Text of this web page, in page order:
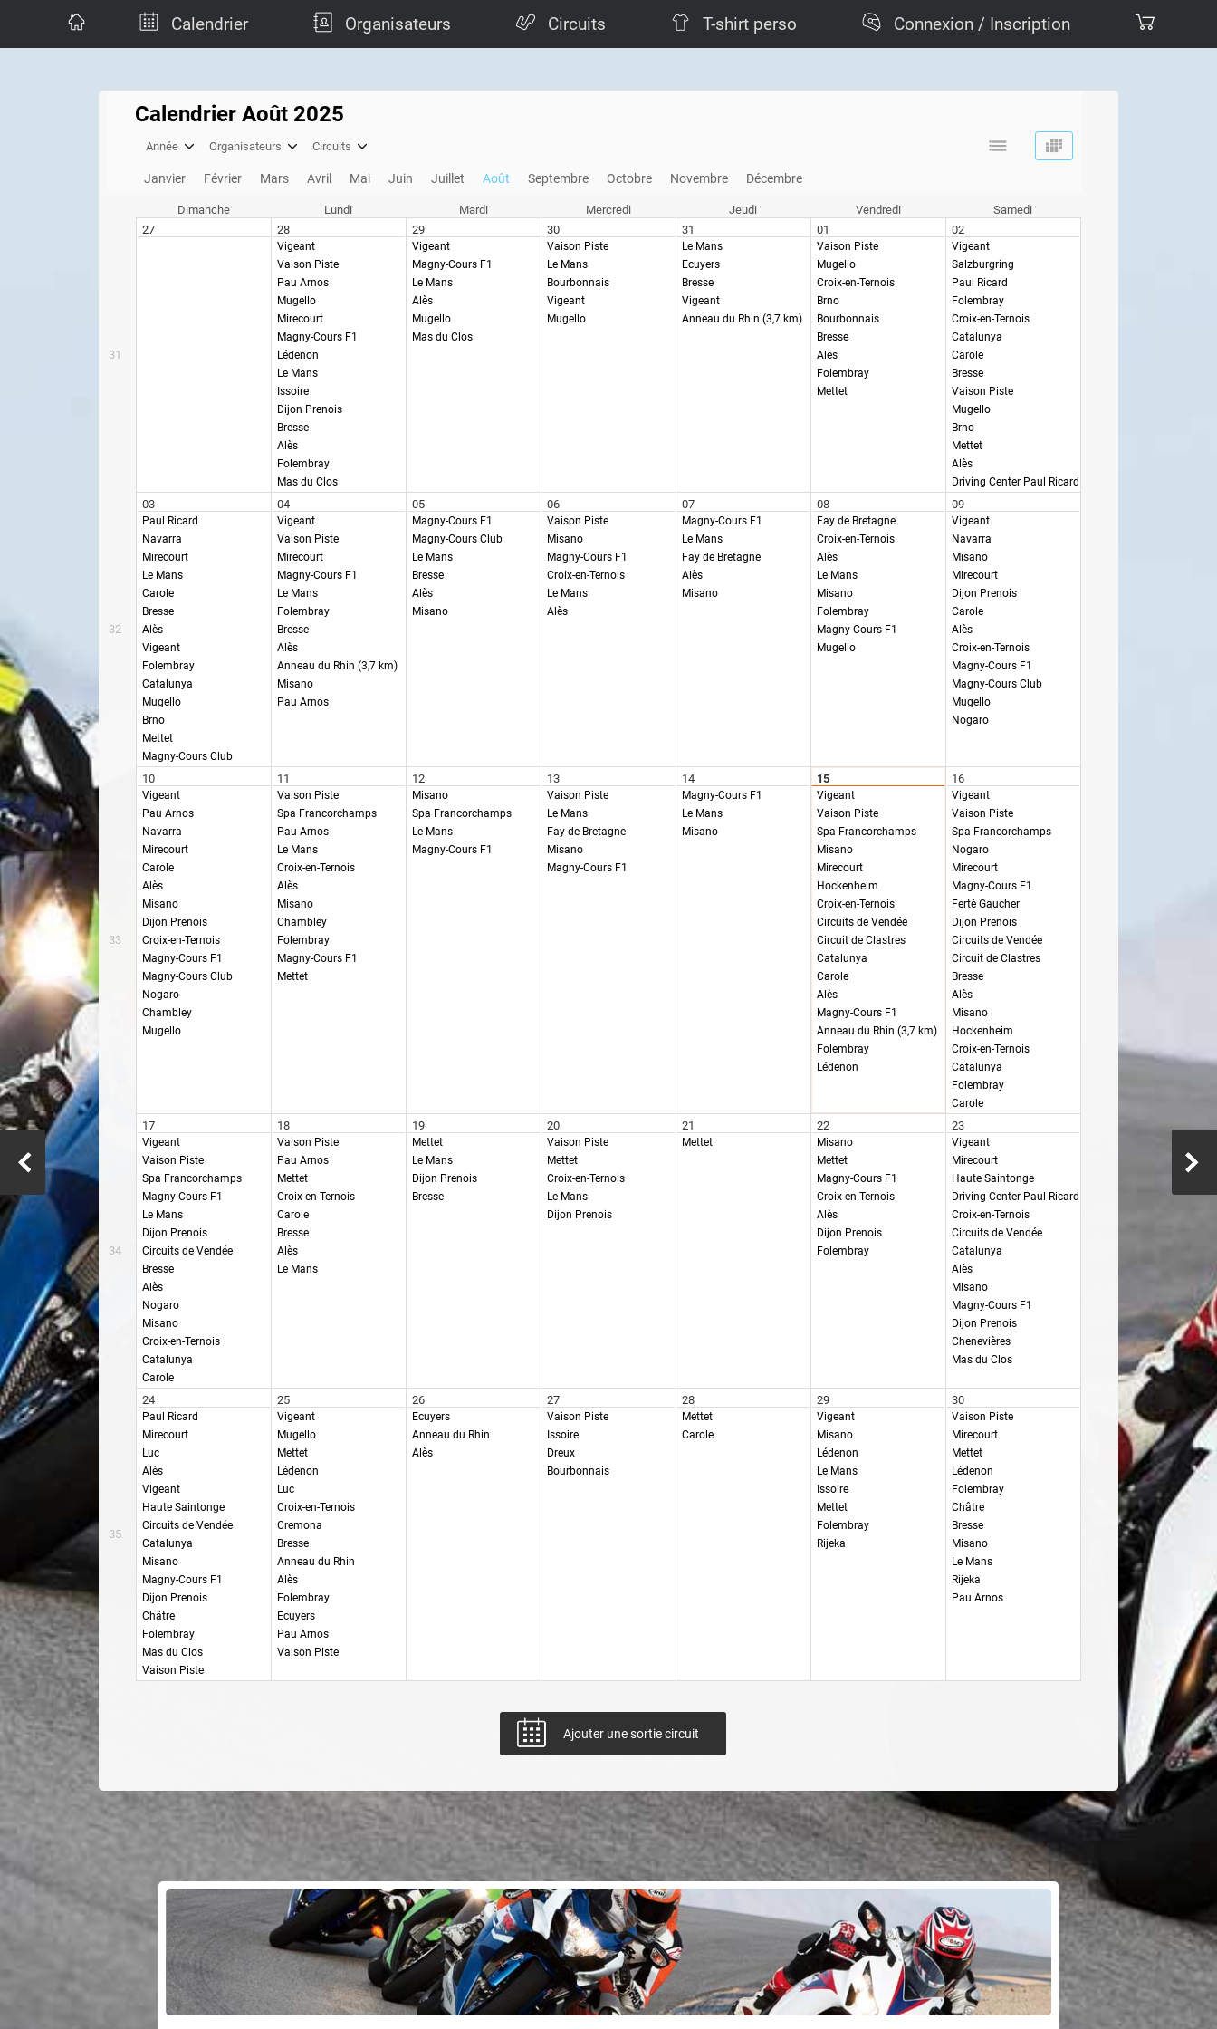
Calendrier Organisateurs Circuits T-shirt perso Connexion / Inscription
Calendrier Août 2025
Année
Janvier Février Mars Avril Mai Juin Juillet Août Septembre Octobre Novembre Décembre
Organisateurs Circuits
Dimanche Lundi Mardi Mercredi Jeudi Vendredi Samedi
31
27 28
Vigeant
Vaison Piste
Pau Arnos
Mugello
Mirecourt
Magny-Cours F1
Lédenon
Le Mans
Issoire
Dijon Prenois
Bresse
Alès
Folembray
Mas du Clos
29
Vigeant
Magny-Cours F1
Le Mans
Alès
Mugello
Mas du Clos
30
Vaison Piste
Le Mans
Bourbonnais
Vigeant
Mugello
31
Le Mans
Ecuyers
Bresse
Vigeant
Anneau du Rhin (3,7 km)
01
Vaison Piste
Mugello
Croix-en-Ternois
Brno
Bourbonnais
Bresse
Alès
Folembray
Mettet
02
Vigeant
Salzburgring
Paul Ricard
Folembray
Croix-en-Ternois
Catalunya
Carole
Bresse
Vaison Piste
Mugello
Brno
Mettet
Alès
Driving Center Paul Ricard
32
03
Paul Ricard
Navarra
Mirecourt
Le Mans
Carole
Bresse
Alès
Vigeant
Folembray
Catalunya
Mugello
Brno
Mettet
Magny-Cours Club
04
Vigeant
Vaison Piste
Mirecourt
Magny-Cours F1
Le Mans
Folembray
Bresse
Alès
Anneau du Rhin (3,7 km)
Misano
Pau Arnos
05
Magny-Cours F1
Magny-Cours Club
Le Mans
Bresse
Alès
Misano
06
Vaison Piste
Misano
Magny-Cours F1
Croix-en-Ternois
Le Mans
Alès
07
Magny-Cours F1
Le Mans
Fay de Bretagne
Alès
Misano
08
Fay de Bretagne
Croix-en-Ternois
Alès
Le Mans
Misano
Folembray
Magny-Cours F1
Mugello
09
Vigeant
Navarra
Misano
Mirecourt
Dijon Prenois
Carole
Alès
Croix-en-Ternois
Magny-Cours F1
Magny-Cours Club
Mugello
Nogaro
33
10
Vigeant
Pau Arnos
Navarra
Mirecourt
Carole
Alès
Misano
Dijon Prenois
Croix-en-Ternois
Magny-Cours F1
Magny-Cours Club
Nogaro
Chambley
Mugello
11
Vaison Piste
Spa Francorchamps
Pau Arnos
Le Mans
Croix-en-Ternois
Alès
Misano
Chambley
Folembray
Magny-Cours F1
Mettet
12
Misano
Spa Francorchamps
Le Mans
Magny-Cours F1
13
Vaison Piste
Le Mans
Fay de Bretagne
Misano
Magny-Cours F1
14
Magny-Cours F1
Le Mans
Misano
15
Vigeant
Vaison Piste
Spa Francorchamps
Misano
Mirecourt
Hockenheim
Croix-en-Ternois
Circuits de Vendée
Circuit de Clastres
Catalunya
Carole
Alès
Magny-Cours F1
Anneau du Rhin (3,7 km)
Folembray
Lédenon
16
Vigeant
Vaison Piste
Spa Francorchamps
Nogaro
Mirecourt
Magny-Cours F1
Ferté Gaucher
Dijon Prenois
Circuits de Vendée
Circuit de Clastres
Bresse
Alès
Misano
Hockenheim
Croix-en-Ternois
Catalunya
Folembray
Carole
34
17
Vigeant
Vaison Piste
Spa Francorchamps
Magny-Cours F1
Le Mans
Dijon Prenois
Circuits de Vendée
Bresse
Alès
Nogaro
Misano
Croix-en-Ternois
Catalunya
Carole
18
Vaison Piste
Pau Arnos
Mettet
Croix-en-Ternois
Carole
Bresse
Alès
Le Mans
19
Mettet
Le Mans
Dijon Prenois
Bresse
20
Vaison Piste
Mettet
Croix-en-Ternois
Le Mans
Dijon Prenois
21
Mettet
22
Misano
Mettet
Magny-Cours F1
Croix-en-Ternois
Alès
Dijon Prenois
Folembray
23
Vigeant
Mirecourt
Haute Saintonge
Driving Center Paul Ricard
Croix-en-Ternois
Circuits de Vendée
Catalunya
Alès
Misano
Magny-Cours F1
Dijon Prenois
Chenevières
Mas du Clos
35
24
Paul Ricard
Mirecourt
Luc
Alès
Vigeant
Haute Saintonge
Circuits de Vendée
Catalunya
Misano
Magny-Cours F1
Dijon Prenois
Châtre
Folembray
Mas du Clos
Vaison Piste
25
Vigeant
Mugello
Mettet
Lédenon
Luc
Croix-en-Ternois
Cremona
Bresse
Anneau du Rhin
Alès
Folembray
Ecuyers
Pau Arnos
Vaison Piste
26
Ecuyers
Anneau du Rhin
Alès
27
Vaison Piste
Issoire
Dreux
Bourbonnais
28
Mettet
Carole
29
Vigeant
Misano
Lédenon
Le Mans
Issoire
Mettet
Folembray
Rijeka
30
Vaison Piste
Mirecourt
Mettet
Lédenon
Folembray
Châtre
Bresse
Misano
Le Mans
Rijeka
Pau Arnos
Ajouter une sortie circuit